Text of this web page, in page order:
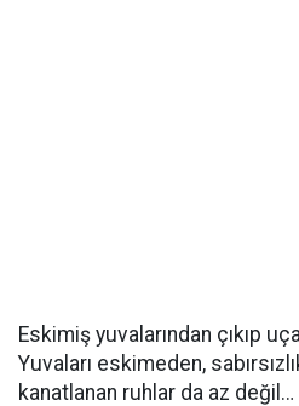
Eskimiş yuvalarından çıkıp
Yuvaları eskimeden,
kanatlanan ruhlar da az